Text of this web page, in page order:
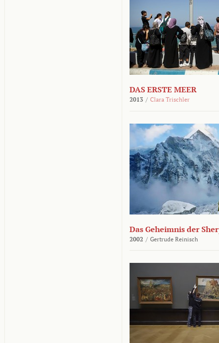
DAS ERSTE MEER
2013 / Clara Trischler
Das Geheimnis der
2002 / Gertrude Reinisch